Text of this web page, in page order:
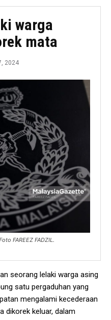
warga
mata
2024
FAREEZ FADZIL.
seorang lelaki warga asing
satu pergaduhan yang
mengalami kecederaan
dikorek keluar, dalam